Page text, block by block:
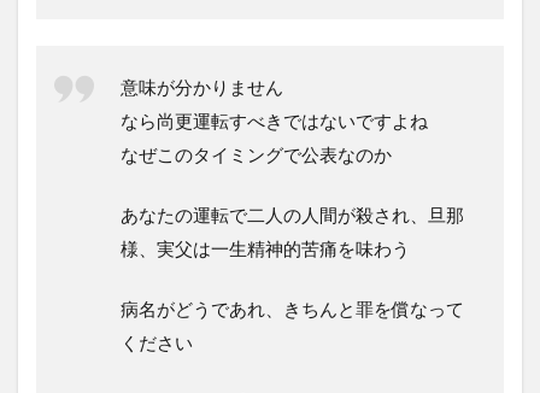
意味が分かりません
なら尚更運転すべきではないですよね
なぜこのタイミングで公表なのか
あなたの運転で二人の人間が殺され、旦那
様、実父は一生精神的苦痛を味わう
病名がどうであれ、きちんと罪を償なって
ください